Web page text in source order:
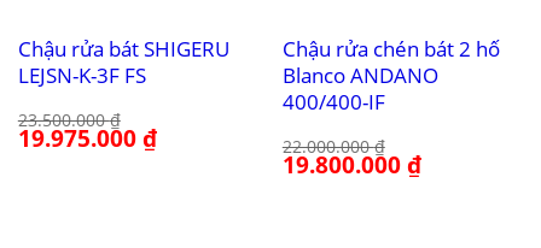
Chậu rửa bát SHIGERU
LEJSN-K-3F FS
23.500.000₫
Giá
gốc
19.975.000₫Giá
hiện
Chậu rửa chén bát 2 hố
Blanco ANDANO
400/400-IF
22.000.000₫
Giá
gốc
19.800.000₫Giá
hiện